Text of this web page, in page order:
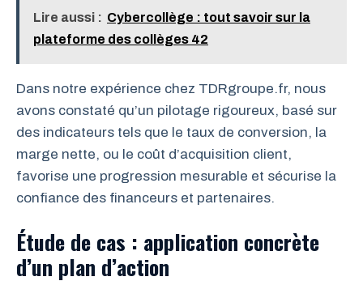
Lire aussi : Cybercollège : tout savoir sur la
plateforme des collèges 42
Dans notre expérience chez TDRgroupe.fr, nous
avons constaté qu’un pilotage rigoureux, basé sur
des indicateurs tels que le taux de conversion, la
marge nette, ou le coût d’acquisition client,
favorise une progression mesurable et sécurise la
confiance des financeurs et partenaires.
Étude de cas : application concrète
d’un plan d’action